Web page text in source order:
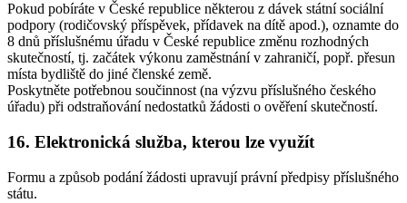
Pokud pobíráte v České republice některou z dávek státní sociální
podpory (rodičovský příspěvek, přídavek na dítě apod.), oznamte do
8 dnů příslušnému úřadu v České republice změnu rozhodných
skutečností, tj. začátek výkonu zaměstnání v zahraničí, popř. přesun
místa bydliště do jiné členské země.
Poskytněte potřebnou součinnost (na výzvu příslušného českého
úřadu) při odstraňování nedostatků žádosti o ověření skutečností.
16. Elektronická služba, kterou lze využít
Formu a způsob podání žádosti upravují právní předpisy příslušného
státu.